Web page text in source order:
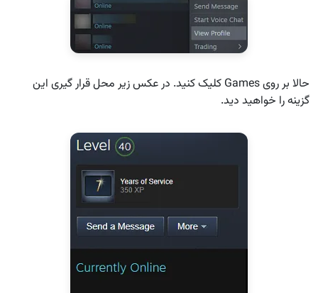
حالا بر روی Games کلیک کنید. در عکس زیر محل قرار گیری این
گزینه را خواهید دید.